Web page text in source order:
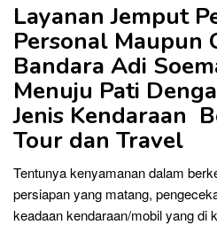
Layanan Jemput
Personal Maupun
Bandara Adi
Menuju Pati
Jenis Kendaraan
Tour dan Travel
Tentunya kenyamanan dalam
persiapan yang matang,
keadaan kendaraan/mobil yang di